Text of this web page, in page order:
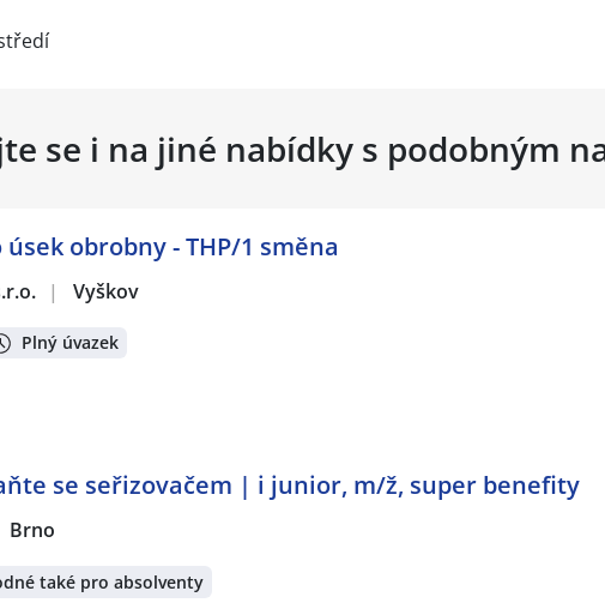
se i na jiné nabídky s podobným
obrobny - THP/1 směna
| Vyškov
Plný úvazek
se seřizovačem | i junior, m/ž, super benefity
Brno
také pro absolventy